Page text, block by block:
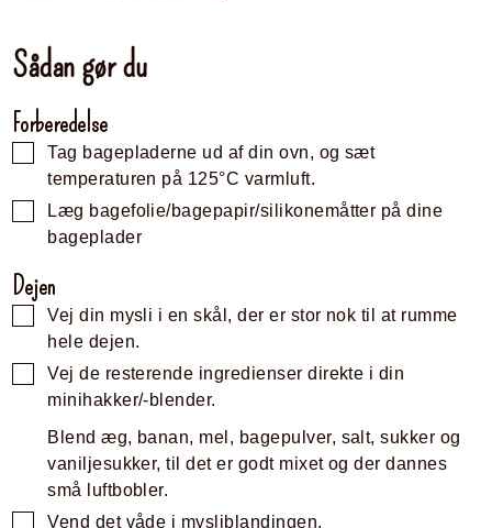
Sådan gør du
Forberedelse
Tag bagepladerne ud af din ovn, og sæt
temperaturen på 125°C varmluft.
Læg bagefolie/bagepapir/silikonemåtter på dine
bageplader
Dejen
Vej din mysli i en skål, der er stor nok til at rumme
hele dejen.
Vej de resterende ingredienser direkte i din
minihakker/-blender.
Blend æg, banan, mel, bagepulver, salt, sukker og
vaniljesukker, til det er godt mixet og der dannes
små luftbobler.
Vend det våde i mysliblandingen.